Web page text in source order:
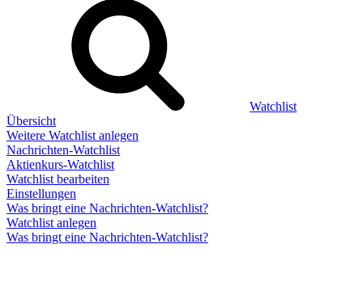
Watchlist
Übersicht
Weitere Watchlist anlegen
Nachrichten-Watchlist
Aktienkurs-Watchlist
Watchlist bearbeiten
Einstellungen
Was bringt eine Nachrichten-Watchlist?
Watchlist anlegen
Was bringt eine Nachrichten-Watchlist?